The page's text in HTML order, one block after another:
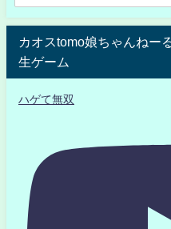
カオスtomo娘ちゃんねー
生ゲーム
ハゲて無双